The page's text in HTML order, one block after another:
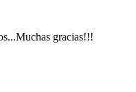
gracias!!!